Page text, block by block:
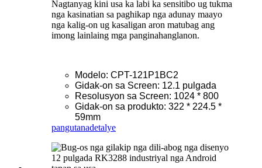
Nagtanyag kini usa ka labi ka sensitibo ug tukma
nga kasinatian sa paghikap nga adunay maayo
nga kalig-on ug kasaligan aron matubag ang
imong lainlaing mga panginahanglanon.
Modelo: CPT-121P1BC2
Gidak-on sa Screen: 12.1 pulgada
Resolusyon sa Screen: 1024 * 800
Gidak-on sa produkto: 322 * 224.5 *
59mm
pangutanadetalye